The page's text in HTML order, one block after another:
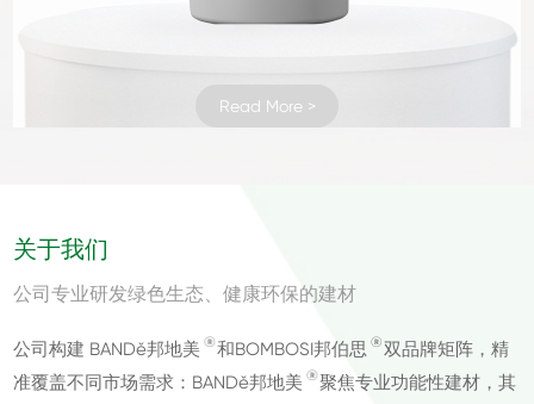
Read More >
Read More >
Read More >
Read More >
Read More >
Read More >
Read More >
Read More >
Read More >
Read More >
Read More >
Read More >
Read More >
Read More >
Read More >
Read More >
Read More >
Read More >
Read More >
Read More >
Read More >
Read More >
Read More >
Read More >
关于我们
公司专业研发绿色生态、健康环保的建材
公司构建 BANDě邦地美 ®和BOMBOSI邦伯思 ®双品牌矩阵，精
准覆盖不同市场需求：BANDě邦地美 ®聚焦专业功能性建材，其